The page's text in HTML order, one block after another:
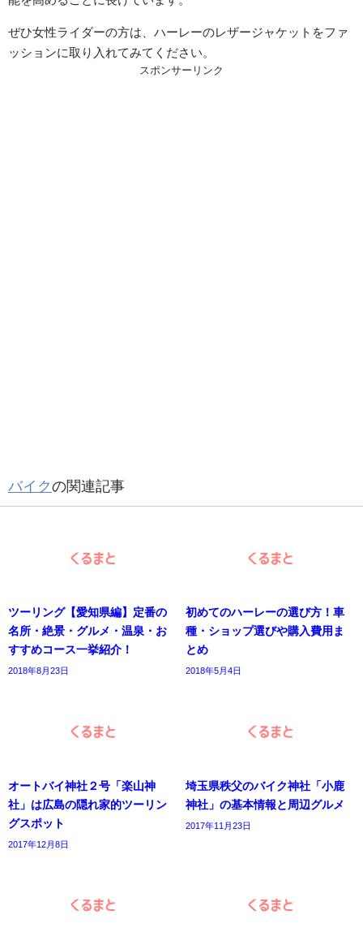
ぜひ女性ライダーの方は、ハーレーのレザージャケットをファ
ッションに取り入れてみてください。
スポンサーリンク
バイクの関連記事
ツーリング【愛知県編】定番の
名所・絶景・グルメ・温泉・お
すすめコース一挙紹介！
2018年8月23日
初めてのハーレーの選び方！車
種・ショップ選びや購入費用ま
とめ
2018年5月4日
オートバイ神社２号「楽山神
社」は広島の隠れ家的ツーリン
グスポット
2017年12月8日
埼玉県秩父のバイク神社「小鹿
神社」の基本情報と周辺グルメ
2017年11月23日